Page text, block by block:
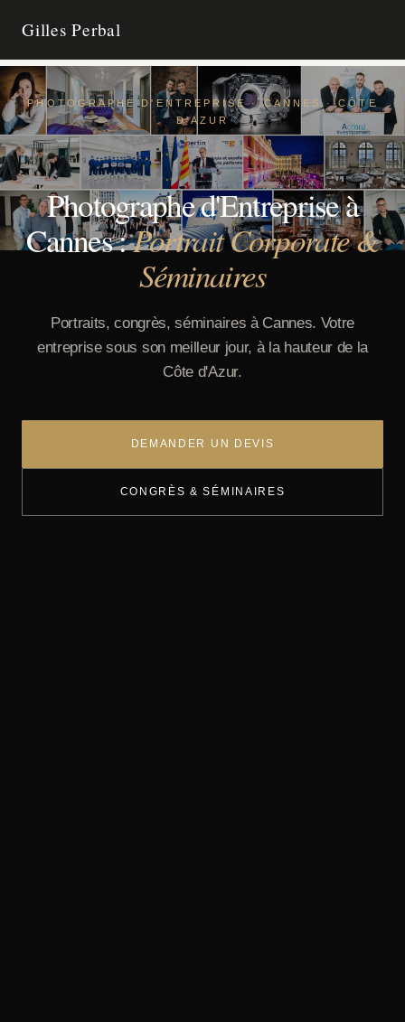
Gilles Perbal
ACCUEIL
PORTRAIT CORPORATE
TIME-LAPSE
CONTACT
PHOTOGRAPHE D'ENTREPRISE · CANNES · CÔTE
D'AZUR
Photographe d'Entreprise à
Cannes :Portrait Corporate &
Séminaires
Portraits, congrès, séminaires à Cannes. Votre
entreprise sous son meilleur jour, à la hauteur de la
Côte d'Azur.
DEMANDER UN DEVIS
CONGRÈS & SÉMINAIRES